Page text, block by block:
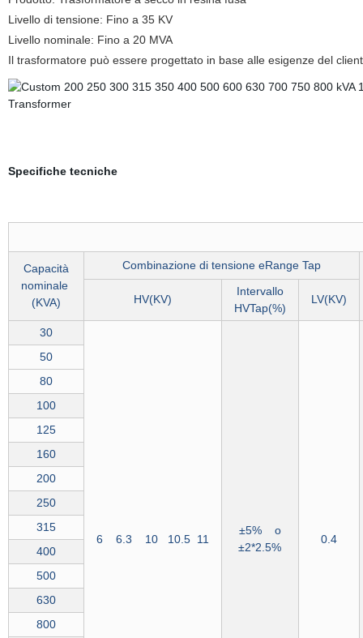
Livello di tensione: Fino a 35 KV
Livello nominale: Fino a 20 MVA
Il trasformatore può essere progettato in base alle esigenze del
Specifiche tecniche
Capacità
nominale
(KVA)
Combinazione di tensione eRange Tap
HV(KV)
Intervallo
HVTap(%)
LV(KV)
30
6 6.3 10 10.5 11
±5% o
±2*2.5%
0.4
50
80
100
125
160
200
250
315
400
500
630
800